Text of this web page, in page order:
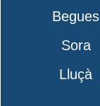
Begues
Sora
Lluçà